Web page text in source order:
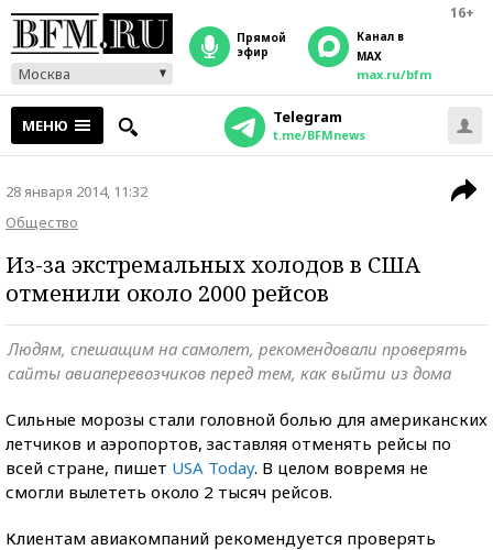
16+
Москва
прямой
эфир
Канал в
MAX
max.ru/bfm
МЕНЮ Telegram
t.me/BFMnews
28 января 2014, 11:32
Общество
Из-за экстремальных холодов в США
отменили около 2000 рейсов
Людям, спешащим на самолет, рекомендовали проверять
сайты авиаперевозчиков перед тем, как выйти из дома
Сильные морозы стали головной болью для американских
летчиков и аэропортов, заставляя отменять рейсы по
всей стране, пишет USA Today. В целом вовремя не
смогли вылететь около 2 тысяч рейсов.
Клиентам авиакомпаний рекомендуется проверять